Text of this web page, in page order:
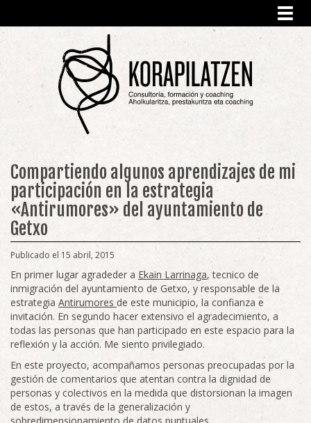
Compartiendo algunos aprendizajes de mi
participación en la estrategia
«Antirumores» del ayuntamiento de
Getxo
Publicado el 15 abril, 2015
En primer lugar agradeder a Ekain Larrinaga, tecnico de
inmigración del ayuntamiento de Getxo, y responsable de la
estrategia Antirumores de este municipio, la confianza e
invitación. En segundo hacer extensivo el agradecimiento, a
todas las personas que han participado en este espacio para la
reflexión y la acción. Me siento privilegiado.
En este proyecto, acompañamos personas preocupadas por la
gestión de comentarios que atentan contra la dignidad de
personas y colectivos en la medida que distorsionan la imagen
de estos, a través de la generalización y